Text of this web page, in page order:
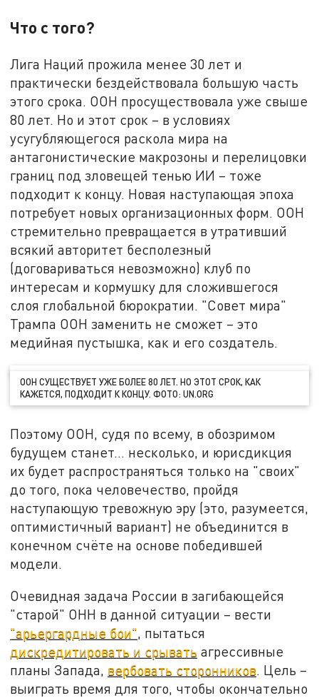
Что с того?
Лига Наций прожила менее 30 лет и
практически бездействовала большую часть
этого срока. ООН просуществовала уже свыше
80 лет. Но и этот срок – в условиях
усугубляющегося раскола мира на
антагонистические макрозоны и перелицовки
границ под зловещей тенью ИИ – тоже
подходит к концу. Новая наступающая эпоха
потребует новых организационных форм. ООН
стремительно превращается в утративший
всякий авторитет бесполезный
(договариваться невозможно) клуб по
интересам и кормушку для сложившегося
слоя глобальной бюрократии. "Совет мира"
Трампа ООН заменить не сможет – это
медийная пустышка, как и его создатель.
ООН СУЩЕСТВУЕТ УЖЕ БОЛЕЕ 80 ЛЕТ. НО ЭТОТ СРОК, КАК
КАЖЕТСЯ, ПОДХОДИТ К КОНЦУ. ФОТО: UN.ORG
Поэтому ООН, судя по всему, в обозримом
будущем станет… несколько, и юрисдикция
их будет распространяться только на "своих"
до того, пока человечество, пройдя
наступающую тревожную эру (это, разумеется,
оптимистичный вариант) не объединится в
конечном счёте на основе победившей
модели.
Очевидная задача России в загибающейся
"старой" ОНН в данной ситуации – вести
"арьергардные бои", пытаться
дискредитировать и срывать агрессивные
планы Запада, вербовать сторонников. Цель –
выиграть время для того, чтобы окончательно